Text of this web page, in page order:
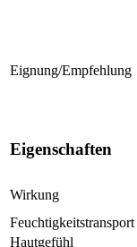
Eignung/Empfehlung
Eigenschaften
Wirkung
Feuchtigkeitstransport
Hautgefühl